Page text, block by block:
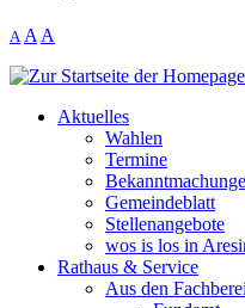
A A A
Aktuelles
Wahlen
Termine
Gemeindeblatt
Stellenangebote
wos is los in
Rathaus & Service
Aus den